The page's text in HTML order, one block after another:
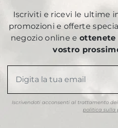
Iscriviti e ricevi le ultime
promozioni e offerte
negozio online eottenete
vostro
Iscrivendoti acconsenti al trattamento
politica sulla